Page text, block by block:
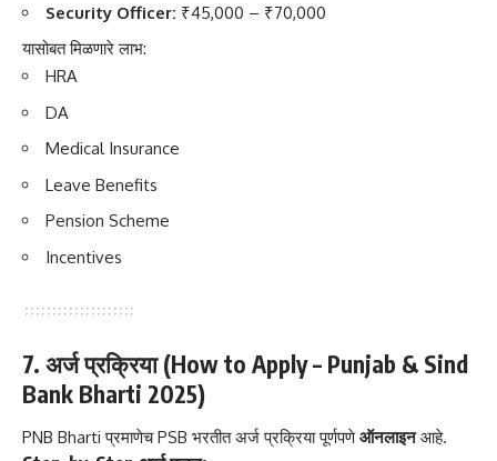
Security Officer: ₹45,000 – ₹70,000
यासोबत मिळणारे लाभ:
HRA
DA
Medical Insurance
Leave Benefits
Pension Scheme
Incentives
7. अर्ज प्रक्रिया (How to Apply – Punjab & Sind
Bank Bharti 2025)
PNB Bharti प्रमाणेच PSB भरतीत अर्ज प्रक्रिया पूर्णपणेऑनलाइनआहे.